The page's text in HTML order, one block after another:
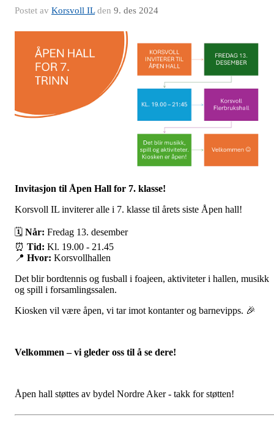
Postet av Korsvoll ILden 9. des 2024
Invitasjon til Åpen Hall for 7. klasse!
Korsvoll IL inviterer alle i 7. klasse til årets siste Åpen hall!
🗓 Når: Fredag 13. desember
⏰ Tid: Kl. 19.00 - 21.45
📍 Hvor: Korsvollhallen
Det blir bordtennis og fusball i foajeen, aktiviteter i hallen, musikk
og spill i forsamlingssalen.
Kiosken vil være åpen, vi tar imot kontanter og barnevipps. 🎉
Velkommen – vi gleder oss til å se dere!
Åpen hall støttes av bydel Nordre Aker - takk for støtten!